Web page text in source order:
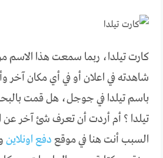
كارت تيلدا، ربما سمعت هذا الاسم
شاهدته في اعلان أو في أي مكان
باسم تيلدا في جوجل، هل قمت
تيلدا ؟ أم أردت أن تعرف شئ آخر عن
السبب أنت هنا في موقع دفع اونلاين